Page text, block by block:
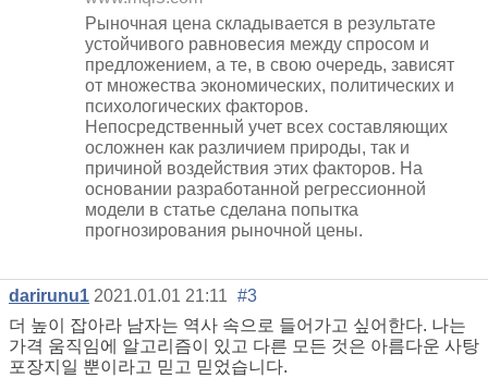
Рыночная цена складывается в результате
устойчивого равновесия между спросом и
предложением, а те, в свою очередь, зависят
от множества экономических, политических и
психологических факторов.
Непосредственный учет всех составляющих
осложнен как различием природы, так и
причиной воздействия этих факторов. На
основании разработанной регрессионной
модели в статье сделана попытка
прогнозирования рыночной цены.
darirunu1 2021.01.01 21:11 #3
더 높이 잡아라 남자는 역사 속으로 들어가고 싶어한다. 나는
가격 움직임에 알고리즘이 있고 다른 모든 것은 아름다운 사탕
포장지일 뿐이라고 믿고 믿었습니다.